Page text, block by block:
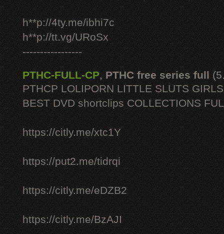
h**p://4ty.me/ibhi7c
h**p://tt.vg/URoSx
-----------------
PTHC-FULL-CP, PTHC free series full
PTHCP LOLIPORN LITTLE SLUTS
BEST DVD shortclips COLLECTIONS
https://citly.me/xtc1Y
https://put2.me/tidrqi
https://citly.me/eDZB2
https://citly.me/BzAJI